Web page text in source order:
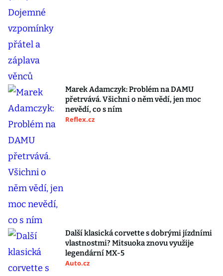
Marek Adamczyk: Problém na DAMU
přetrvává. Všichni o něm vědí, jen moc
nevědí, co s ním
Reflex.cz
Další klasická corvette s dobrými jízdními
vlastnostmi? Mitsuoka znovu využije
legendární MX-5
Auto.cz